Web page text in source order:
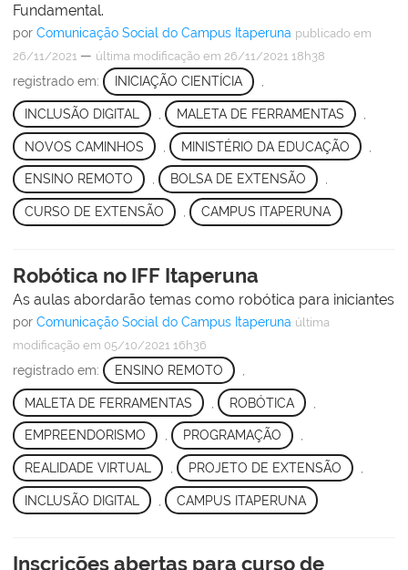
Fundamental.
por Comunicação Social do Campus Itaperuna publicado em
26/11/2021 — última modificação em 26/11/2021 18h38
registrado em: INICIAÇÃO CIENTÍCIA ,
INCLUSÃO DIGITAL MALETA DE FERRAMENTAS
NOVOS CAMINHOS MINISTÉRIO DA EDUCAÇÃO
ENSINO REMOTO , BOLSA DE EXTENSÃO ,
CURSO DE EXTENSÃO CAMPUS ITAPERUNA
Robótica no IFF Itaperuna
As aulas abordarão temas como robótica para iniciantes
por Comunicação Social do Campus Itaperuna última
modificação em 05/10/2021 16h36
registrado em: ENSINO REMOTO
MALETA DE FERRAMENTAS ROBÓTICA
EMPREENDORISMO , PROGRAMAÇÃO ,
REALIDADE VIRTUAL PROJETO DE EXTENSÃO
INCLUSÃO DIGITAL CAMPUS ITAPERUNA
Inscrições abertas para curso de